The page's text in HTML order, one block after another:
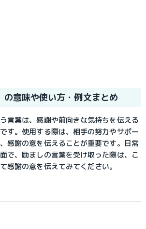
の意味や使い方・例文まとめ
言葉は、感謝や前向きな気持ちを伝える
す。使用する際は、相手の努力やサポー
感謝の意を伝えることが重要です。日常
で、励ましの言葉を受け取った際は、こ
感謝の意を伝えてみてください。